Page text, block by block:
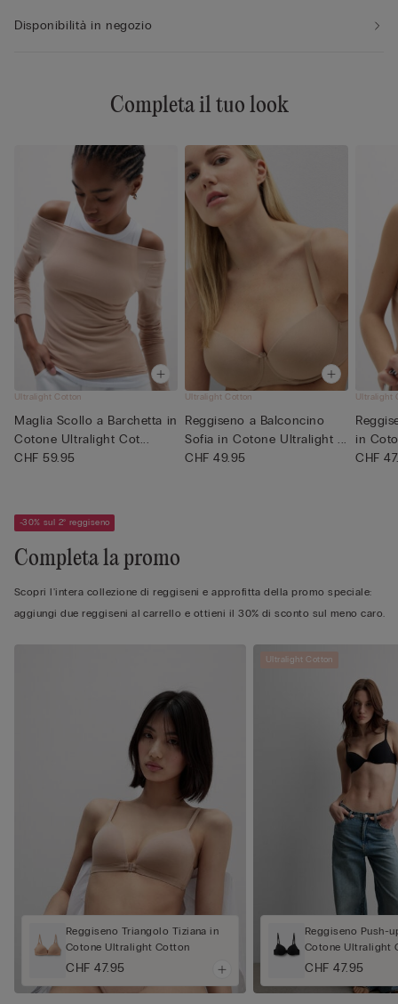
Disponibilità in negozio
Completa il tuo look
Ultralight Cotton
Maglia Scollo a Barchetta in
Cotone Ultralight Cot...
CHF 59.95
Ultralight Cotton
Reggiseno a Balconcino
Sofia in Cotone Ultralight ...
CHF 49.95
Ultralight
in
CHF
-30% sul 2° reggiseno
Completa la promo
Scopri l'intera collezione di reggiseni e approfitta della promo speciale:
aggiungi due reggiseni al carrello e ottieni il 30% di sconto sul meno caro.
Reggiseno Triangolo Tiziana in
Cotone Ultralight Cotton
CHF 47.95
Ultralight Cotton
Reggiseno Push-
Cotone Ultralight
CHF 47.95